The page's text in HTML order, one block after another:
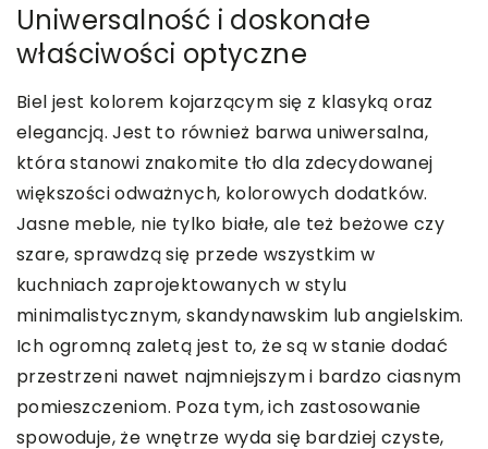
Uniwersalność i doskonałe
właściwości optyczne
Biel jest kolorem kojarzącym się z klasyką oraz
elegancją. Jest to również barwa uniwersalna,
która stanowi znakomite tło dla zdecydowanej
większości odważnych, kolorowych dodatków.
Jasne meble, nie tylko białe, ale też beżowe czy
szare, sprawdzą się przede wszystkim w
kuchniach zaprojektowanych w stylu
minimalistycznym, skandynawskim lub angielskim.
Ich ogromną zaletą jest to, że są w stanie dodać
przestrzeni nawet najmniejszym i bardzo ciasnym
pomieszczeniom. Poza tym, ich zastosowanie
spowoduje, że wnętrze wyda się bardziej czyste,